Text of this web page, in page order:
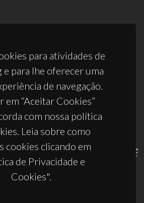
para atividades de
e para lhe oferecer uma
de navegação.
em “Aceitar Cookies”
com nossa política
Leia sobre como
cookies clicando em
de Privacidade e
Cookies".
Santiago